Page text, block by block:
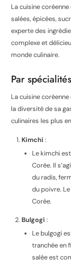
La cuisine
salées, épicées,
experte des
complexe et
monde culinaire.
Par spécialités
La cuisine
la diversité de sa
culinaires les plus
Kimchi :
Le kimchi
Corée. Il
du radis,
du poivre.
Corée.
Bulgogi :
Le bulgogi
tranchée en
salée est